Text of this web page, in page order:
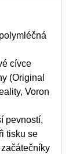
cívce
(Original
Voron
pevností,
tisku se